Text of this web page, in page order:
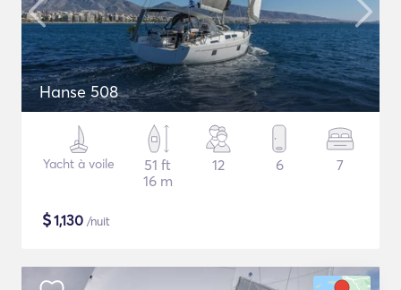
Hanse 508
Yacht à voile
51 ft
16 m
12 6 7
$1,130 /nuit